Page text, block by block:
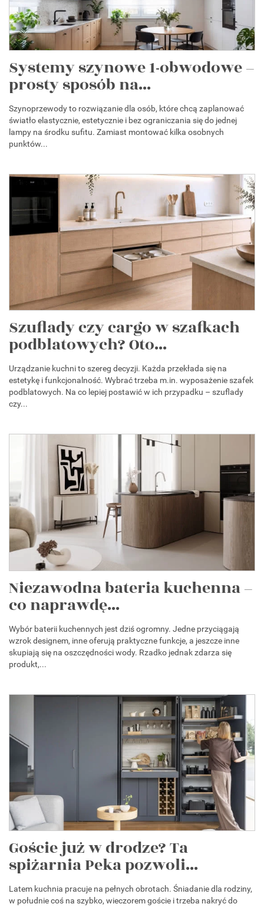
Systemy szynowe 1-obwodowe –
prosty sposób na...
Szynoprzewody to rozwiązanie dla osób, które chcą zaplanować
światło elastycznie, estetycznie i bez ograniczania się do jednej
lampy na środku sufitu. Zamiast montować kilka osobnych
punktów...
Szuflady czy cargo w szafkach
podblatowych? Oto...
Urządzanie kuchni to szereg decyzji. Każda przekłada się na
estetykę i funkcjonalność. Wybrać trzeba m.in. wyposażenie szafek
podblatowych. Na co lepiej postawić w ich przypadku – szuflady
czy...
Niezawodna bateria kuchenna –
co naprawdę...
Wybór baterii kuchennych jest dziś ogromny. Jedne przyciągają
wzrok designem, inne oferują praktyczne funkcje, a jeszcze inne
skupiają się na oszczędności wody. Rzadko jednak zdarza się
produkt,...
Goście już w drodze? Ta
spiżarnia Peka pozwoli...
Latem kuchnia pracuje na pełnych obrotach. Śniadanie dla rodziny,
w południe coś na szybko, wieczorem goście i trzeba nakryć do